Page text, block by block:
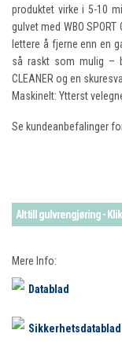
produktet virke i 5-10
gulvet med WBO
lettere å fjerne enn en
så raskt som mulig –
CLEANER og en
Maskinelt: Ytterst
Se kundeanbefalinger
Alt till gulvrengjøring -
Mere Info:
Datablad
Sikkerhetsdatablad